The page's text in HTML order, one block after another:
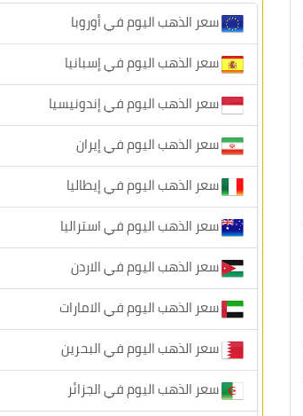
سعر الذهب اليوم في أوروبا
سعر الذهب اليوم في إسبانيا
سعر الذهب اليوم في إندونيسيا
سعر الذهب اليوم في إيران
سعر الذهب اليوم في إيطاليا
سعر الذهب اليوم في استراليا
سعر الذهب اليوم في الاردن
سعر الذهب اليوم في الامارات
سعر الذهب اليوم في البحرين
سعر الذهب اليوم في الجزائر